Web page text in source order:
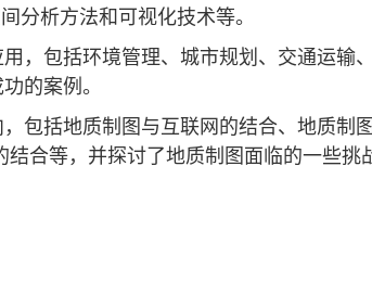
分析方法和可视化技术等。
，包括环境管理、城市规划、交通运输
的案例。
包括地质制图与互联网的结合、地质制
合等，并探讨了地质制图面临的一些挑